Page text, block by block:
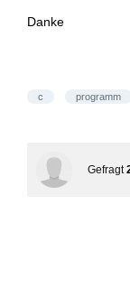
Danke
c programm
Gefragt